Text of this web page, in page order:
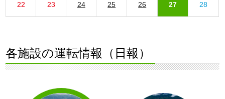
22 23 24 25 26 27 28
各施設の運転情報（日報）